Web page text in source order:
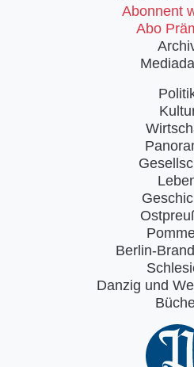
Abonnent
Abo
Berlin-
Danzig und